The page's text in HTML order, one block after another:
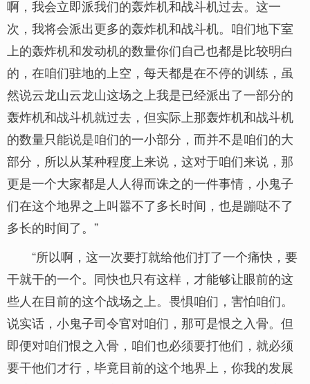
啊，我会立即派我们的轰炸机和战斗机过去。这一
次，我将会派出更多的轰炸机和战斗机。咱们地下室
上的轰炸机和发动机的数量你们自己也都是比较明白
的，在咱们驻地的上空，每天都是在不停的训练，虽
然说云龙山云龙山这场之上我是已经派出了一部分的
轰炸机和战斗机就过去，但实际上那轰炸机和战斗机
的数量只能说是咱们的一小部分，而并不是咱们的大
部分，所以从某种程度上来说，这对于咱们来说，那
更是一个大家都是人人得而诛之的一件事情，小鬼子
们在这个地界之上叫嚣不了多长时间，也是蹦哒不了
多长的时间了。”
“所以啊，这一次要打就给他们打了一个痛快，要
干就干的一个。同快也只有这样，才能够让眼前的这
些人在目前的这个战场之上。畏惧咱们，害怕咱们。
说实话，小鬼子司令官对咱们，那可是恨之入骨。但
即便对咱们恨之入骨，咱们也必须要打他们，就必须
要干他们才行，毕竟目前的这个地界上，你我的发展